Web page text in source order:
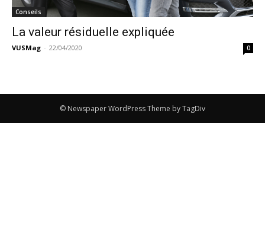
Conseils
La valeur résiduelle expliquée
VUSMag - 22/04/2020 0
© Newspaper WordPress Theme by TagDiv